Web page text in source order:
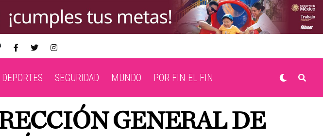
SEGURIDAD MUNDO POR FIN EL FIN
GENERAL DE